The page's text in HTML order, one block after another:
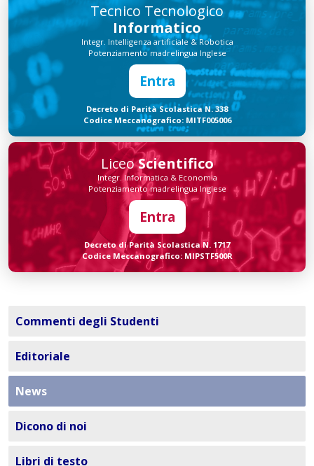
Tecnico Tecnologico
Informatico
Integr. Intelligenza artificiale & Robotica
Potenziamento madrelingua Inglese
Entra
Decreto di Parità Scolastica N. 338
Codice Meccanografico: MITF005006
LiceoScientifico
Integr. Informatica & Economia
Potenziamento madrelingua Inglese
Entra
Decreto di Parità Scolastica N. 1717
Codice Meccanografico: MIPSTF500R
Commenti degli Studenti
Editoriale
News
Dicono di noi
Libri di testo